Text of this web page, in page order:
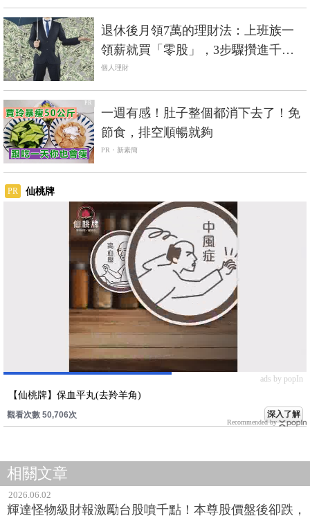
退休後月領7萬的理財法：上班族一
領薪就買「零股」，3步驟攢進千萬
資產
個人理財
PR
一週有感！肚子整個都消下去了！免
節食，排空順暢就夠
PR・新素簡
PR 仙桃牌
ads by popIn
【仙桃牌】保血平丸(去羚羊角)
觀看次數 50,706次 深入了解
Recommended by
相關文章
2026.06.02
輝達怪物級財報激勵台股噴千點！本尊股價盤後卻跌，